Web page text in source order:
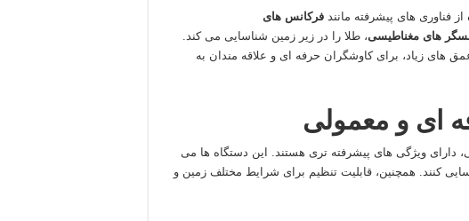
فناوری‌ های پیشرفته مانند فرکانس‌ های
های مغناطیسی، طلا را در زیر زمین شناسایی می‌ کند.
های زیاد، برای کاوشگران حرفه‌ ای و علاقه‌ مندان به
ای و معمولی
دارای ویژگی‌ های پیشرفته‌ تری هستند. این دستگاه‌ ها می‌
کنند. همچنین، قابلیت تنظیم برای شرایط مختلف زمین و